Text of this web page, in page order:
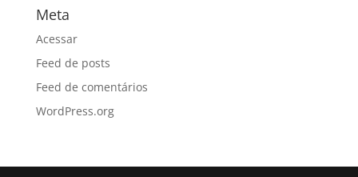
Meta
Acessar
Feed de posts
Feed de comentários
WordPress.org